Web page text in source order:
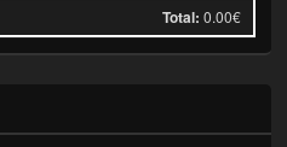
Total: 0.00€